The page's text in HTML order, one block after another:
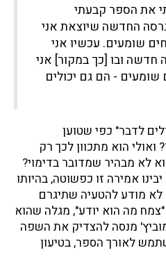
את הספר קבעתי
החדשה שיוצאת אני
שומעים. עכשיו אני
חדשה ובו [כך במקור] אני
- הם גם יכולים
לדבר" כפי שטוען
ואולי הוא מתכוון לכך רק
לא מבהיר שמדובר בדימוי?
אמירה זו כפשוטה, בהיותו
מודע להטעיה שתיגרם
"צמח מה הוא יודע", מגלה שהוא
מנסה להצדיק את השפה
לאורך הספר, בטיעון